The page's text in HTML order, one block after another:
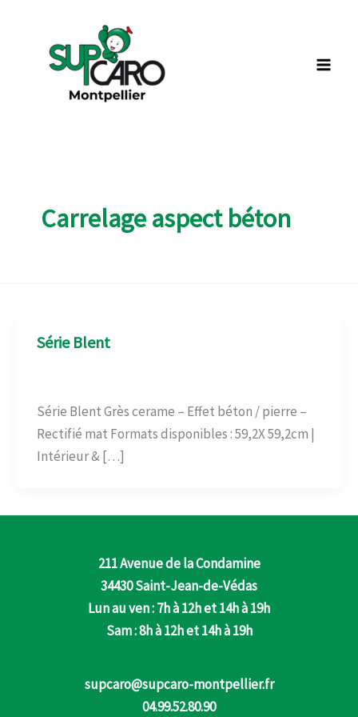
Carrelage aspect béton
Série Blent
Série Blent Grès cerame – Effet béton / pierre –
Rectifié mat Formats disponibles : 59,2X 59,2cm |
Intérieur & […]
211 Avenue de la Condamine
34430 Saint-Jean-de-Védas
Lun au ven : 7h à 12h et 14h à 19h
Sam : 8h à 12h et 14h à 19h
supcaro@supcaro-montpellier.fr
04.99.52.80.90